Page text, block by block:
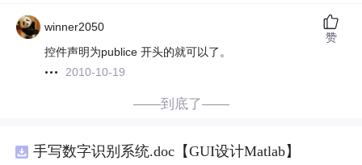
winner2050
控件声明为publice 开头的就可以了。
2010-10-19
赞
——到底了——
手写数字识别系统.doc【GUI设计Matlab】